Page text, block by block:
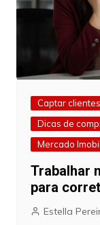
Captar clientes
Dicas de
Mercado
Trabalhar
para
Estella